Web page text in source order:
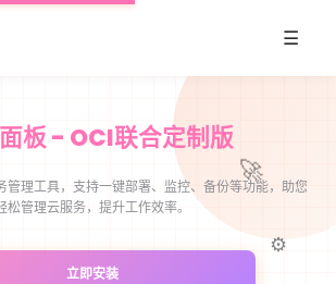
宝塔面板
关于我们
用户中心 注册
☰
🚀
⚙️
板 - OCI联合定制版
管理工具，支持一键部署、监控、备份等功能，助您
松管理云服务，提升工作效率。
立即安装